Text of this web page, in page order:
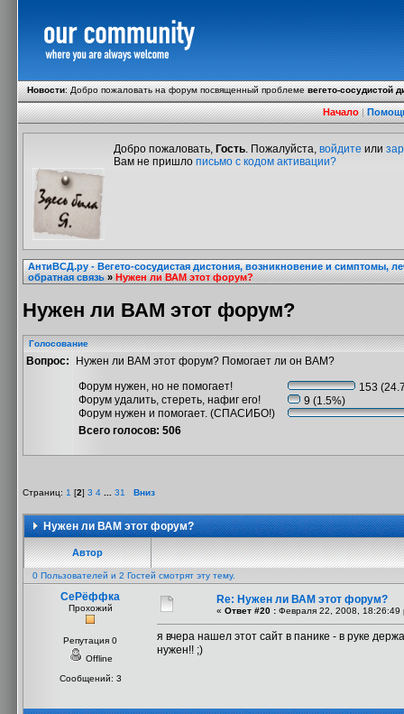
Новости:Добро пожаловать на форум посвященный проблемевегето-сосудистой
Начало|
Добро пожаловать, Гость. Пожалуйста, войдите или
Вам не пришло письмо с кодом активации?
АнтиВСД.ру - Вегето-сосудистая дистония, возникновение и симптомы,
обратная связь»Нужен ли ВАМ этот форум?
Нужен ли ВАМ этот форум?
Голосование
Вопрос:
Нужен ли ВАМ этот форум? Помогает ли он ВАМ?
Форум нужен, но не помогает!
153
Форум удалить, стереть, нафиг его!
9 (1.5%)
Форум нужен и помогает. (СПАСИБО!)
Всего голосов: 506
Страниц: 1 [2] 3 4 31 Вниз
Нужен ли ВАМ этот форум?
Автор
0 Пользователей и 2 Гостей смотрят эту тему.
СеРёффка
Прохожий
Репутация 0
Offline
Сообщений: 3
Re: Нужен ли ВАМ этот форум?
« Ответ #20 : Февраля 22, 2008, 18:26:49
я вчера нашел этот сайт в панике - в руке
нужен!! ;)